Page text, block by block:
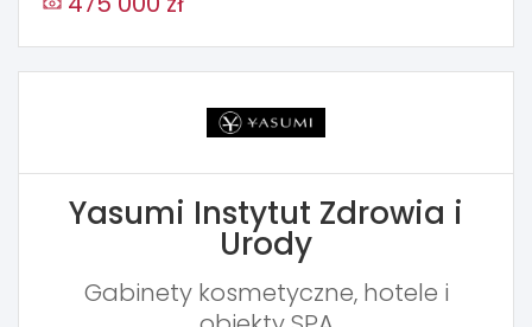
Yasumi Instytut Zdrowia i
Urody
Gabinety kosmetyczne, hotele i